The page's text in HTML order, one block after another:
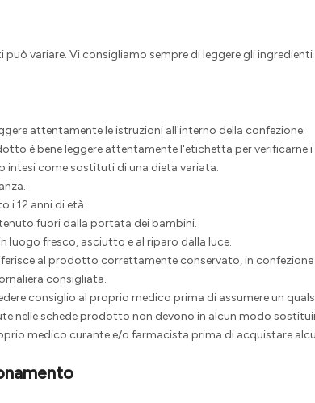
può variare. Vi consigliamo sempre di leggere gli
attentamente le istruzioni all'interno della confezione.
è bene leggere attentamente l'etichetta per verificarne
intesi come sostituti di una dieta variata.
i 12 anni di età.
fuori dalla portata dei bambini.
luogo fresco, asciutto e al riparo dalla luce.
al prodotto correttamente conservato, in confezione
consigliata.
consiglio al proprio medico prima di assumere un
nelle schede prodotto non devono in alcun modo
medico curante e/o farmacista prima di acquistare